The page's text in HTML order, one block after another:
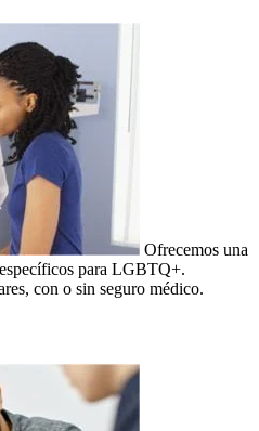
Ofrecemos una
para LGBTQ+.
con o sin seguro médico.